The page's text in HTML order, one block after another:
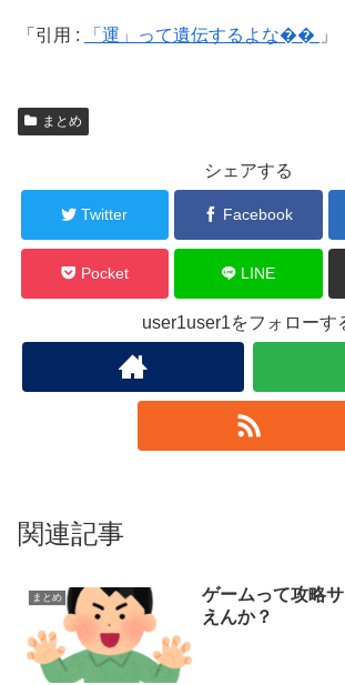
引用 : 「運」って遺伝するよな��
まとめ
シェアする
Twitter Facebook
Pocket LINE
user1user1をフォローす
関連記事
まとめ
ゲームって攻略
えんか？